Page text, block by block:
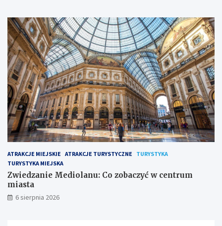
ATRAKCJE MIEJSKIE ATRAKCJE TURYSTYCZNE
TURYSTYKA
TURYSTYKA MIEJSKA
Zwiedzanie Mediolanu: Co zobaczyć w centrum
miasta
6 sierpnia 2026